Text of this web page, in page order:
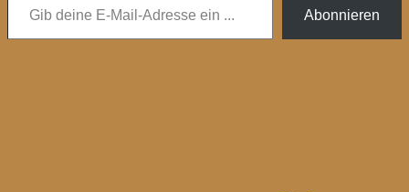
Abonnieren